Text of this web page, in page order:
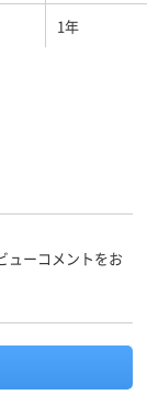
1年
ューコメントをお